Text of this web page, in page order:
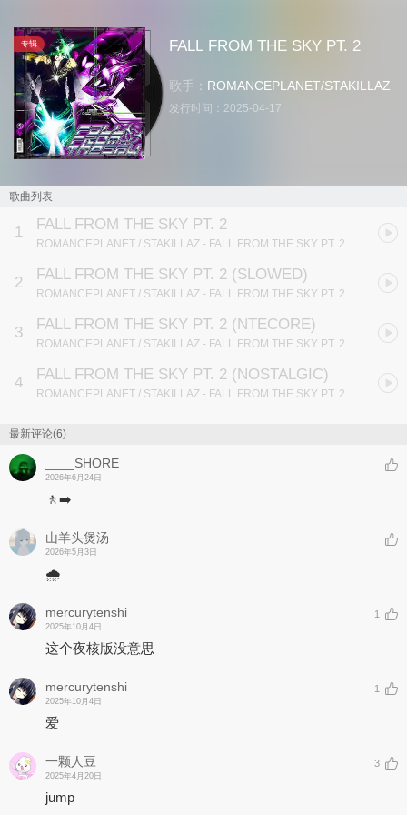
专辑 FALL FROM THE SKY PT. 2
歌手： ROMANCEPLANET/STAKILLAZ
发行时间： 2025-04-17
歌曲列表
1 FALL FROM THE SKY PT. 2
ROMANCEPLANET / STAKILLAZ - FALL FROM THE SKY PT. 2
2 FALL FROM THE SKY PT. 2 (SLOWED)
ROMANCEPLANET / STAKILLAZ - FALL FROM THE SKY PT. 2
3 FALL FROM THE SKY PT. 2 (NTECORE)
ROMANCEPLANET / STAKILLAZ - FALL FROM THE SKY PT. 2
4 FALL FROM THE SKY PT. 2 (NOSTALGIC)
ROMANCEPLANET / STAKILLAZ - FALL FROM THE SKY PT. 2
最新评论(6)
____SHORE
2026年6月24日
🚶‍➡️
山羊头煲汤
2026年5月3日
🌧
mercurytenshi
2025年10月4日
1
这个夜核版没意思
mercurytenshi
2025年10月4日
1
爱
一颗人豆
2025年4月20日
3
jump